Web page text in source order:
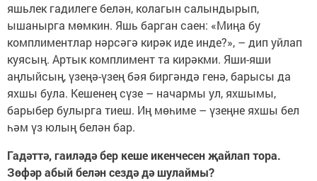
яшьлек гадилеге белән, колагын салындырып,
ышанырга мөмкин. Яшь барган саен: «Миңа бу
комплиментлар нәрсәгә кирәк иде инде?», – дип уйлап
куясың. Артык комплимент та кирәкми. Яши-яши
аңлыйсың, үзеңә-үзең бәя биргәндә генә, барысы да
яхшы була. Кешенең сүзе – начармы ул, яхшымы,
барыбер булырга тиеш. Иң мөһиме – үзеңне яхшы бел
һәм үз юлың белән бар.
Гадәттә, гаиләдә бер кеше икенчесен җайлап тора.
Зөфәр абый белән сездә дә шулаймы?